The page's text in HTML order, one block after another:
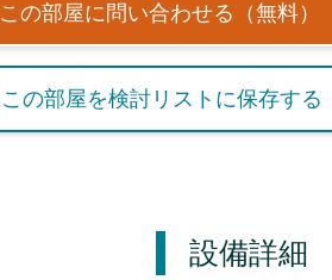
この部屋に問い合わせる（無料）
この部屋を検討リストに保存する
設備詳細